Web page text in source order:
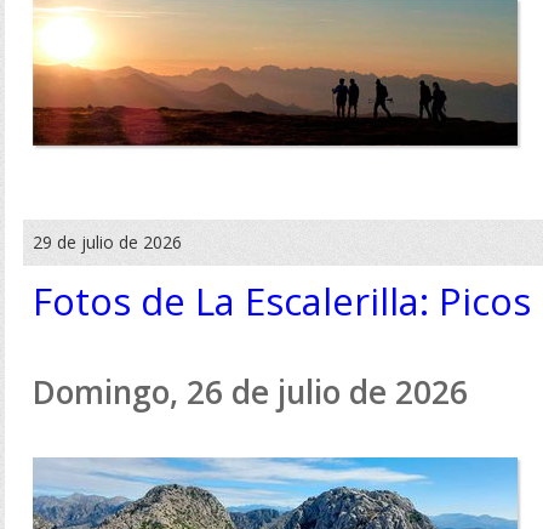
29 de julio de 2026
Fotos de La Escalerilla:
Domingo, 26 de julio de 2026